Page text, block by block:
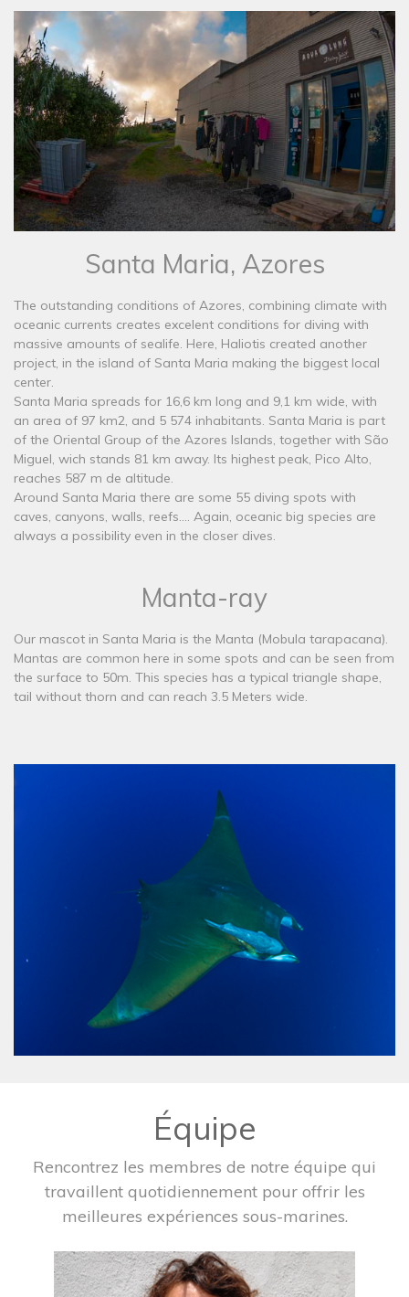
Santa Maria, Azores
The outstanding conditions of Azores, combining climate with
oceanic currents creates excelent conditions for diving with
massive amounts of sealife. Here, Haliotis created another
project, in the island of Santa Maria making the biggest local
center.
Santa Maria spreads for 16,6 km long and 9,1 km wide, with
an area of 97 km2, and 5 574 inhabitants. Santa Maria is part
of the Oriental Group of the Azores Islands, together with São
Miguel, wich stands 81 km away. Its highest peak, Pico Alto,
reaches 587 m de altitude.
Around Santa Maria there are some 55 diving spots with
caves, canyons, walls, reefs.... Again, oceanic big species are
always a possibility even in the closer dives.
Manta-ray
​Our mascot in Santa Maria is the Manta (Mobula tarapacana).
Mantas are common here in some spots and can be seen from
the surface to 50m. This species has a typical triangle shape,
tail without thorn and can reach 3.5 Meters wide.
Équipe
Rencontrez les membres de notre équipe qui
travaillent quotidiennement pour offrir les
meilleures expériences sous-marines.